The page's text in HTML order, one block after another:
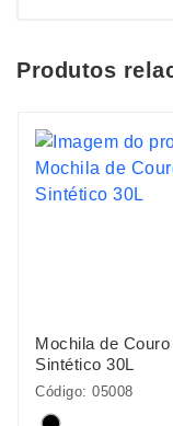
Produtos
Mochila de Couro
Sintético 30L
Código: 05008